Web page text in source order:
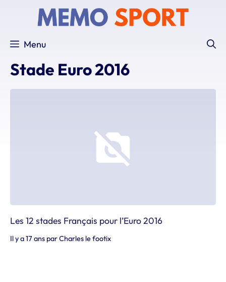
Menu
Stade Euro 2016
Les 12 stades Français pour l’Euro 2016
Il y a 17 ans parCharles le footix